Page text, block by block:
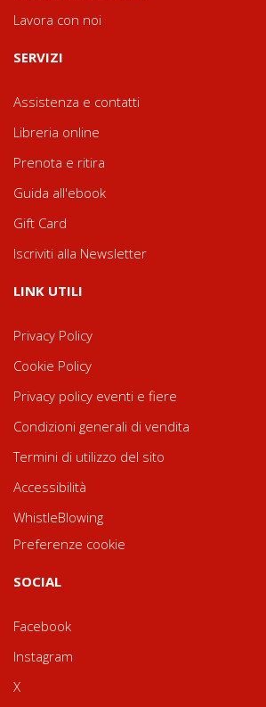
Lavora con noi
SERVIZI
Assistenza e contatti
Libreria online
Prenota e ritira
Guida all'ebook
Gift Card
Iscriviti alla Newsletter
LINK UTILI
Privacy Policy
Cookie Policy
Privacy policy eventi e fiere
Condizioni generali di vendita
Termini di utilizzo del sito
Accessibilità
WhistleBlowing
Preferenze cookie
SOCIAL
Facebook
Instagram
X